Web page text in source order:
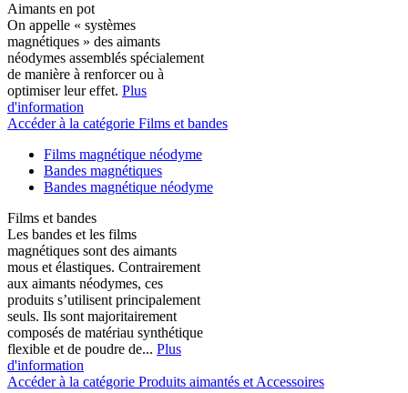
Aimants en pot
On appelle « systèmes
magnétiques » des aimants
néodymes assemblés spécialement
de manière à renforcer ou à
optimiser leur effet. Plus
d'information
Accéder à la catégorie Films et bandes
Films magnétique néodyme
Bandes magnétiques
Bandes magnétique néodyme
Films et bandes
Les bandes et les films
magnétiques sont des aimants
mous et élastiques. Contrairement
aux aimants néodymes, ces
produits s’utilisent principalement
seuls. Ils sont majoritairement
composés de matériau synthétique
flexible et de poudre de... Plus
d'information
Accéder à la catégorie Produits aimantés et Accessoires